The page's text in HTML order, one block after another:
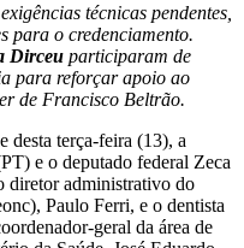
técnicas pendentes,
para o credenciamento.
Dirceu participaram de
para reforçar apoio ao
de Francisco Beltrão.
desta terça-feira (13), a
e o deputado federal Zeca
diretor administrativo do
Paulo Ferri, e o dentista
geral da área de